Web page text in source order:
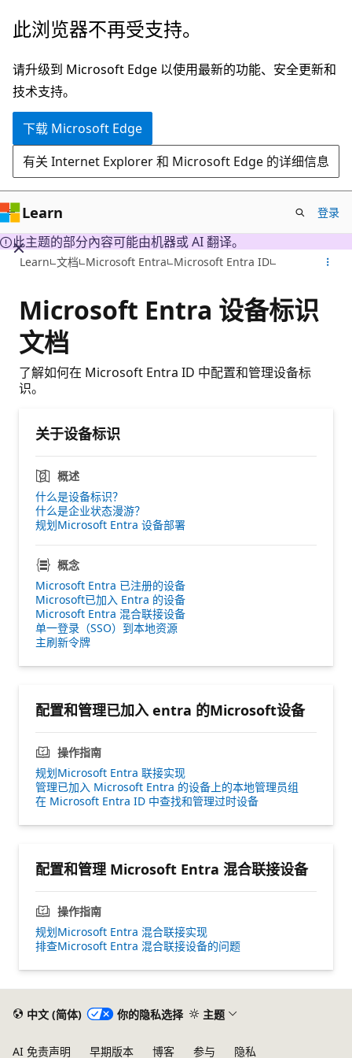
跳
主
要
内
此浏览器不再受支持。
请升级到 Microsoft Edge 以使用最新的功能、安全更新和
技术支持。
下载 Microsoft Edge
有关 Internet Explorer 和 Microsoft Edge 的详细信息
Learn 登录
此主题的部分內容可能由机器或 AI 翻译。
Learn 文档 Microsoft Entra Microsoft Entra ID
Microsoft Entra 设备标识
文档
了解如何在 Microsoft Entra ID 中配置和管理设备标
识。
关于设备标识
概述
什么是设备标识？
什么是企业状态漫游？
规划Microsoft Entra 设备部署
概念
Microsoft Entra 已注册的设备
Microsoft已加入 Entra 的设备
Microsoft Entra 混合联接设备
单一登录（SSO）到本地资源
主刷新令牌
配置和管理已加入 entra 的Microsoft设备
操作指南
规划Microsoft Entra 联接实现
管理已加入 Microsoft Entra 的设备上的本地管理员组
在 Microsoft Entra ID 中查找和管理过时设备
配置和管理 Microsoft Entra 混合联接设备
操作指南
规划Microsoft Entra 混合联接实现
排查Microsoft Entra 混合联接设备的问题
中文 (简体) 你的隐私选择 主题
AI 免责声明 早期版本 博客 参与 隐私